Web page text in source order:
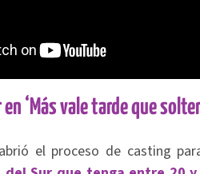
‘Más vale tarde que
el proceso de casting